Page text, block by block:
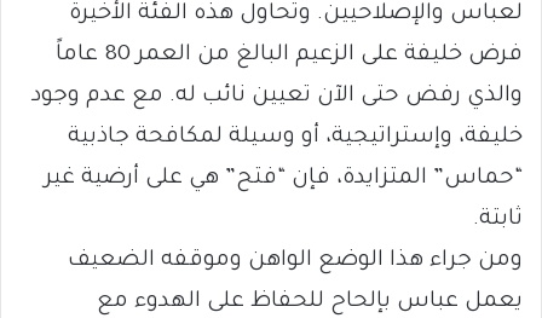
لعباس والإصلاحيين. وتحاول هذه الفئة الأخيرة
فرض خليفة على الزعيم البالغ من العمر 80 عاماً
والذي رفض حتى الآن تعيين نائب له. مع عدم وجود
خليفة، وإستراتيجية، أو وسيلة لمكافحة جاذبية
“حماس” المتزايدة، فإن “فتح” هي على أرضية غير
ثابتة.
ومن جراء هذا الوضع الواهن وموقفه الضعيف
يعمل عباس بإلحاح للحفاظ على الهدوء مع